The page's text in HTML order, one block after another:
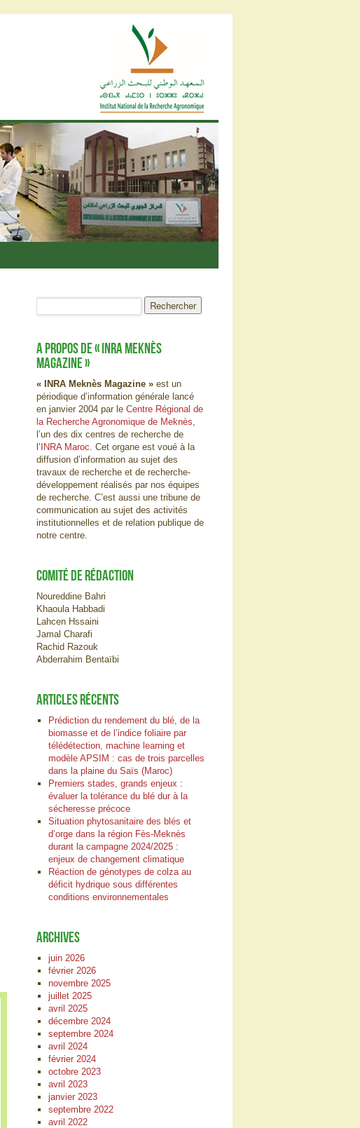
A PROPOS DE « INRA MEKNÈS
MAGAZINE »
« INRA Meknès Magazine » est un
périodique d’information générale lancé
en janvier 2004 par le Centre Régional de
la Recherche Agronomique de Meknès,
l’un des dix centres de recherche de
l’ INRA Maroc. Cet organe est voué à la
diffusion d’information au sujet des
travaux de recherche et de recherche-
développement réalisés par nos équipes
de recherche. C’est aussi une tribune de
communication au sujet des activités
institutionnelles et de relation publique de
notre centre.
COMITÉ DE RÉDACTION
Noureddine Bahri
Khaoula Habbadi
Lahcen Hssaini
Jamal Charafi
Rachid Razouk
Abderrahim Bentaïbi
ARTICLES RÉCENTS
Prédiction du rendement du blé, de la
biomasse et de l’indice foliaire par
télédétection, machine learning et
modèle APSIM : cas de trois parcelles
dans la plaine du Saïs (Maroc)
Premiers stades, grands enjeux :
évaluer la tolérance du blé dur à la
sécheresse précoce
Situation phytosanitaire des blés et
d’orge dans la région Fès-Meknès
durant la campagne 2024/2025 :
enjeux de changement climatique
Réaction de génotypes de colza au
déficit hydrique sous différentes
conditions environnementales
ARCHIVES
juin 2026
février 2026
novembre 2025
juillet 2025
avril 2025
décembre 2024
septembre 2024
avril 2024
février 2024
octobre 2023
avril 2023
janvier 2023
septembre 2022
avril 2022